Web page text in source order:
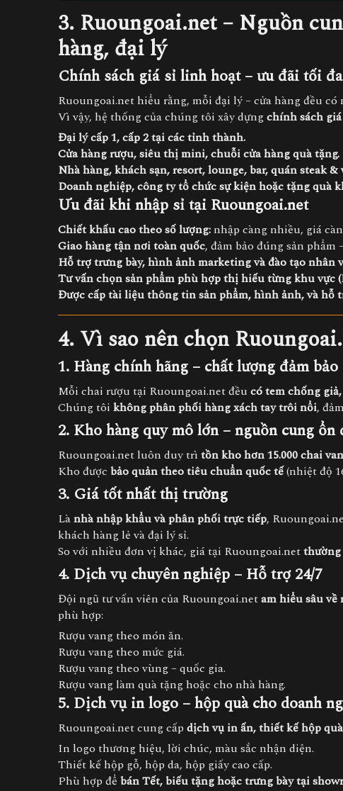
3. Ruoungoai.net – Nguồn
hàng, đại lý
Chính sách giá sỉ linh hoạt – ưu đãi tối đa
Ruoungoai.net hiểu rằng, mỗi đại lý – cửa hàng đều
Vì vậy, hệ thống của chúng tôi xây dựngchính sách
Đại lý cấp 1, cấp 2 tại các tỉnh thành.
Cửa hàng rượu, siêu thị mini, chuỗi cửa hàng quà tặng.
Nhà hàng, khách sạn, resort, lounge, bar, quán steak &
Doanh nghiệp, công ty tổ chức sự kiện hoặc tặng quà
Ưu đãi khi nhập sỉ tại Ruoungoai.net
Chiết khấu cao theo số lượng:nhập càng nhiều, giá
Giao hàng tận nơi toàn quốc, đảm bảo đúng sản
Hỗ trợ trưng bày, hình ảnh marketing và đào tạo nhân
Tư vấn chọn sản phẩm phù hợp thị hiếu từng khu vực
Được cấp tài liệu thông tin sản phẩm, hình ảnh, và hỗ
4. Vì sao nên chọn
1. Hàng chính hãng – chất lượng đảm bảo
Mỗi chai rượu tại Ruoungoai.net đều có tem chống
Chúng tôi không phân phối hàng xách tay trôi nổi,
2. Kho hàng quy mô lớn – nguồn cung ổn
Ruoungoai.net luôn duy trì tồn kho hơn 15.000 chai
Kho được bảo quản theo tiêu chuẩn quốc tế(nhiệt độ
3. Giá tốt nhất thị trường
Lànhà nhập khẩu và phân phối trực tiếp,
khách hàng lẻ và đại lý sỉ.
So với nhiều đơn vị khác, giá tại Ruoungoai.netthường
4. Dịch vụ chuyên nghiệp – Hỗ trợ 24/7
Đội ngũ tư vấn viên của Ruoungoai.netam hiểu sâu về
phù hợp:
Rượu vang theo món ăn.
Rượu vang theo mức giá.
Rượu vang theo vùng – quốc gia.
Rượu vang làm quà tặng hoặc cho nhà hàng.
5. Dịch vụ in logo – hộp quà cho doanh
Ruoungoai.net cung cấp dịch vụ in ấn, thiết kế hộp
In logo thương hiệu, lời chúc, màu sắc nhận diện.
Thiết kế hộp gỗ, hộp da, hộp giấy cao cấp.
Phù hợp để bán Tết, biếu tặng hoặc trưng bày tại